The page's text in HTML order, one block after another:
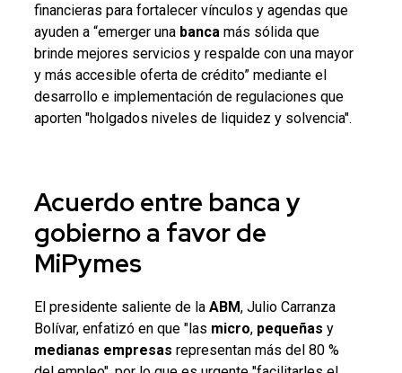
financieras para fortalecer vínculos y agendas que
ayuden a “emerger una bancamás sólida que
brinde mejores servicios y respalde con una mayor
y más accesible oferta de crédito” mediante el
desarrollo e implementación de regulaciones que
aporten "holgados niveles de liquidez y solvencia".
Acuerdo entre banca y
gobiernoa favor de
MiPymes
El presidente saliente de la ABM, Julio Carranza
Bolívar, enfatizó en que "las micro, pequeñas y
medianas empresas representan más del 80 %